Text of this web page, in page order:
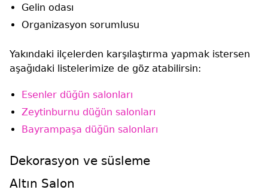
Gelin odası
Organizasyon sorumlusu
Yakındaki ilçelerden karşılaştırma yapmak istersen
aşağıdaki listelerimize de göz atabilirsin:
Esenler düğün salonları
Zeytinburnu düğün salonları
Bayrampaşa düğün salonları
Dekorasyon ve süsleme
Altın Salon